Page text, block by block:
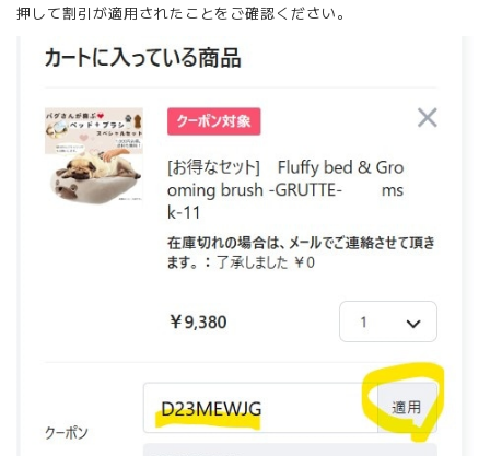
押して割引が適用されたことをご確認ください。